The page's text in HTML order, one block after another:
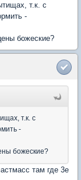
т.к. с
-
божеские?
т.к. с
-
божеские?
там где 3е